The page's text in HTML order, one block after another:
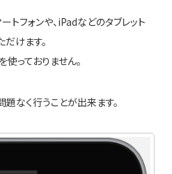
フォンや、iPadなどのタブレット
けます。
っておりません。
なく行うことが出来ます。